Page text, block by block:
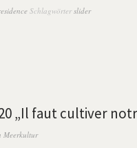
Schlagwörter slider
„Il faut cultiver
Meerkultur